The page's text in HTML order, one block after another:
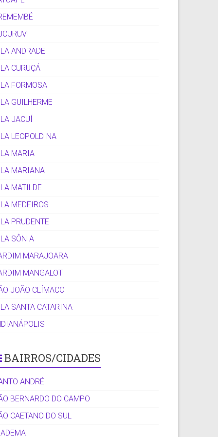
ANDRADE
CURUÇÁ
FORMOSA
GUILHERME
JACUÍ
LEOPOLDINA
MARIA
MARIANA
MATILDE
MEDEIROS
PRUDENTE
SÔNIA
MARAJOARA
MANGALOT
JOÃO CLÍMACO
SANTA CATARINA
BAIRROS/CIDADES
ANDRÉ
BERNARDO DO CAMPO
CAETANO DO SUL